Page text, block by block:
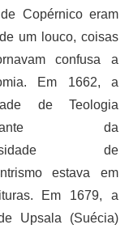
Copérnico eram
um louco, coisas
confusa a
Em 1662, a
de Teologia
da
de
estava em
Em 1679, a
Upsala (Suécia)